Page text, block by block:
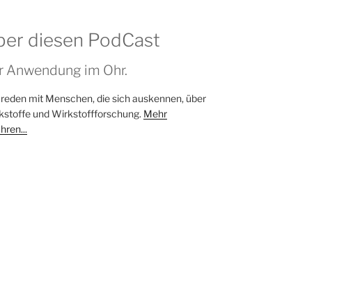
diesen PodCast
Anwendung im Ohr.
mit Menschen, die sich auskennen, über
und Wirkstoffforschung. Mehr